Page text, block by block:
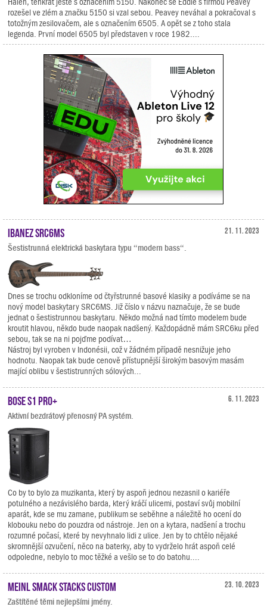
rozešel ve zlém a značku 5150 si vzal sebou. Peavey neváhal a pokračoval s
totožným zesilovačem, ale s označením 6505. A opět se z toho stala
legenda. První model 6505 byl představen v roce 1982....
21. 11. 2023
Ibanez SRC6MS
Šestistrunná elektrická baskytara typu “modern bass“.
Dnes se trochu odkloníme od čtyřstrunné basové klasiky a podíváme se na
nový model baskytary SRC6MS. Již číslo v názvu naznačuje, že se bude
jednat o šestistrunnou baskytaru. Někdo možná nad tímto modelem bude
kroutit hlavou, někdo bude naopak nadšený. Každopádně mám SRC6ku před
sebou, tak se na ni pojďme podívat…
Nástroj byl vyroben v Indonésii, což v žádném případě nesnižuje jeho
hodnotu. Naopak tak bude cenově přístupnější širokým basovým masám
mající oblibu v šestistrunných sólových...
6. 11. 2023
BOSE S1 Pro+
Aktivní bezdrátový přenosný PA systém.
Co by to bylo za muzikanta, který by aspoň jednou nezasnil o kariéře
potulného a nezávislého barda, který kráčí ulicemi, postaví svůj mobilní
aparát, kde se mu zamane, publikum se seběhne a náležitě ho ocení do
klobouku nebo do pouzdra od nástroje. Jen on a kytara, nadšení a trochu
rozumné počasí, které by nevyhnalo lidi z ulice. Jen by to chtělo nějaké
skromnější ozvučení, něco na baterky, aby to vydrželo hrát aspoň celé
odpoledne, nebylo to moc těžké a vešlo se to do batohu....
23. 10. 2023
Meinl Smack Stacks Custom
Zaštítěné těmi nejlepšími jmény.